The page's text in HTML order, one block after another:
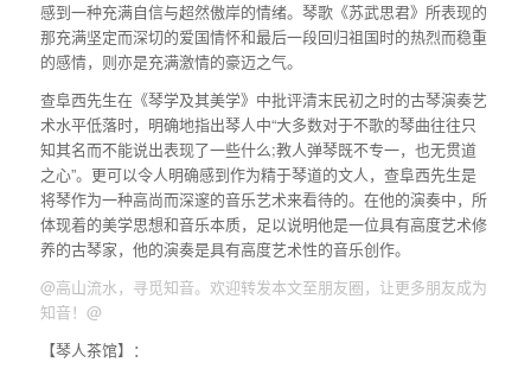
感到一种充满自信与超然傲岸的情绪。琴歌《苏武思君》所表现的
那充满坚定而深切的爱国情怀和最后一段回归祖国时的热烈而稳重
的感情，则亦是充满激情的豪迈之气。
查阜西先生在《琴学及其美学》中批评清末民初之时的古琴演奏艺
术水平低落时，明确地指出琴人中“大多数对于不歌的琴曲往往只
知其名而不能说出表现了一些什么;教人弹琴既不专一，也无贯道
之心”。更可以令人明确感到作为精于琴道的文人，查阜西先生是
将琴作为一种高尚而深邃的音乐艺术来看待的。在他的演奏中，所
体现着的美学思想和音乐本质，足以说明他是一位具有高度艺术修
养的古琴家，他的演奏是具有高度艺术性的音乐创作。
@高山流水，寻觅知音。欢迎转发本文至朋友圈，让更多朋友成为
知音！@
【琴人茶馆】：